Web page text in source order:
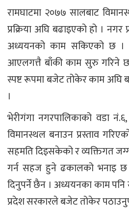
रामघाटमा २०७७ सालबाट
प्रक्रिया अघि बढाइएको हो ।
अध्ययनको काम सकिएको छ ।
आएलगत्तै बाँकी काम सुरु गरिने
स्पष्ट रूपमा बजेट तोकेर काम अघि
।
भेरीगंगा नगरपालिकाको वडा
विमानस्थल बनाउन प्रस्ताव
सहमति दिइसकेको र व्यक्तिगत
गर्न सहज हुने ढकालको भनाइ छ
दिनुपर्ने छैन । अध्ययनका काम
प्रदेश सरकारले बजेट तोकेर